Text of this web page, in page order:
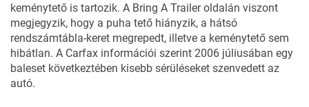
keménytető is tartozik. A Bring A Traileroldalán viszont
megjegyzik, hogy a puha tető hiányzik, a hátsó
rendszámtábla-keret megrepedt, illetve a keménytető sem
hibátlan. A Carfax információi szerint 2006 júliusában egy
baleset következtében kisebb sérüléseket szenvedett az
autó.